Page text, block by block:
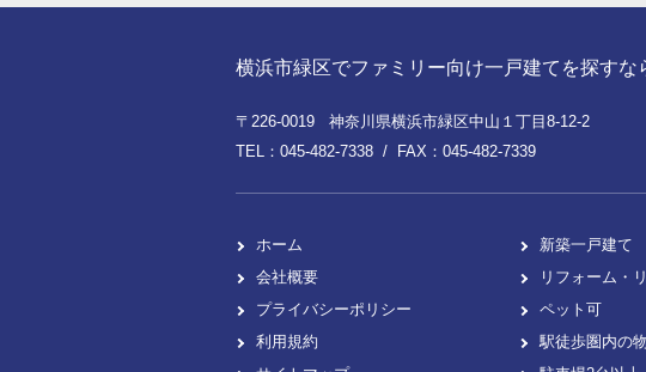
横浜市緑区でファミリー向け一戸建てを探すな
〒226-0019 神奈川県横浜市緑区中山１丁目8-12-2
TEL：045-482-7338 / FAX：045-482-7339
ホーム
会社概要
プライバシーポリシー
利用規約
新築一戸建て
リフォーム・
ペット可
駅徒歩圏内の